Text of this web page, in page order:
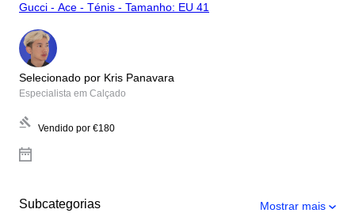
Gucci - Ace - Ténis - Tamanho: EU 41
Selecionado por Kris Panavara
Especialista em Calçado
Vendido por €180
Subcategorias Mostrar mais